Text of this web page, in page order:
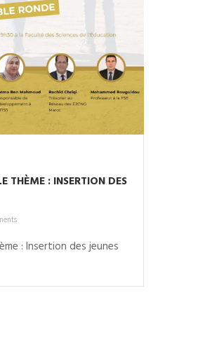
THÈME : INSERTION DES
: Insertion des jeunes